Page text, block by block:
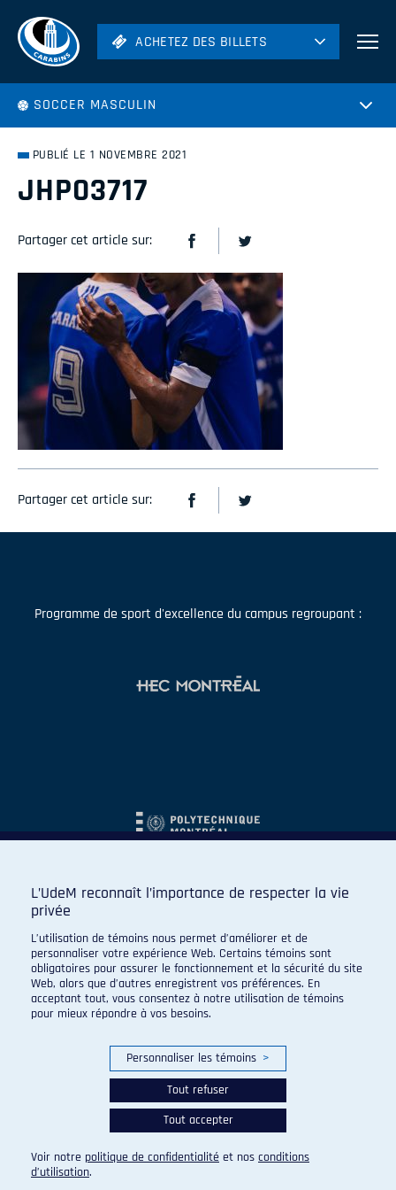
ACHETEZ DES BILLETS
Hockey
ACHETEZ DES BILLETS
SOCCER MASCULIN
PUBLIÉ LE 1 NOVEMBRE 2021
JHP03717
Partager cet article sur:
Partager cet article sur:
Programme de sport d'excellence du campus regroupant :
© 2026 Carabins de l'Université de Montréal. Tous droits
réservés.
Paramètres des témoins
L’UdeM reconnaît l’importance de respecter la vie
privée
L’utilisation de témoins nous permet d’améliorer et de
personnaliser votre expérience Web. Certains témoins sont
obligatoires pour assurer le fonctionnement et la sécurité du site
Web, alors que d’autres enregistrent vos préférences. En
acceptant tout, vous consentez à notre utilisation de témoins
pour mieux répondre à vos besoins.
Personnaliser les témoins >
Tout refuser
Tout accepter
Voir notre politique de confidentialité et nos conditions
d’utilisation.